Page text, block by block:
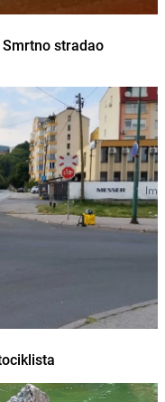
stradao